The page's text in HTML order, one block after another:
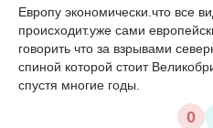
Европу экономически.что все
происходит.уже сами
говорить что за взрывами
спиной которой стоит
спустя многие годы.
0